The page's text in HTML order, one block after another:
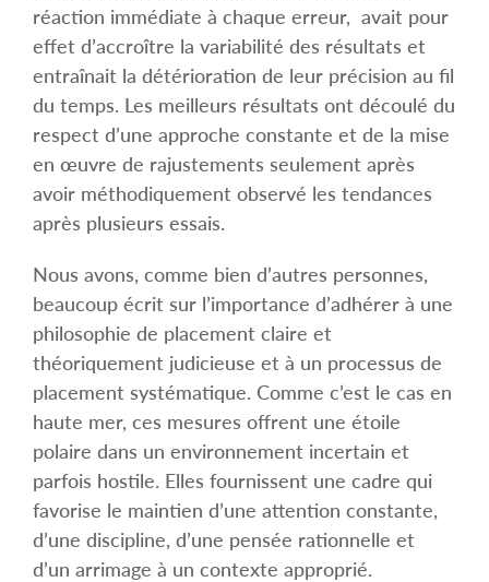
réaction immédiate à chaque erreur, avait pour
effet d’accroître la variabilité des résultats et
entraînait la détérioration de leur précision au fil
du temps. Les meilleurs résultats ont découlé du
respect d’une approche constante et de la mise
en œuvre de rajustements seulement après
avoir méthodiquement observé les tendances
après plusieurs essais.
Nous avons, comme bien d’autres personnes,
beaucoup écrit sur l’importance d’adhérer à une
philosophie de placement claire et
théoriquement judicieuse et à un processus de
placement systématique. Comme c’est le cas en
haute mer, ces mesures offrent une étoile
polaire dans un environnement incertain et
parfois hostile. Elles fournissent une cadre qui
favorise le maintien d’une attention constante,
d’une discipline, d’une pensée rationnelle et
d’un arrimage à un contexte approprié.